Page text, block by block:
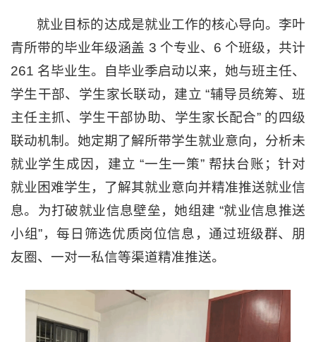
就业目标的达成是就业工作的核心导向。李叶
青所带的毕业年级涵盖 3 个专业、6 个班级，共计
261 名毕业生。自毕业季启动以来，她与班主任、
学生干部、学生家长联动，建立 “辅导员统筹、班
主任主抓、学生干部协助、学生家长配合” 的四级
联动机制。她定期了解所带学生就业意向，分析未
就业学生成因，建立 “一生一策” 帮扶台账；针对
就业困难学生，了解其就业意向并精准推送就业信
息。为打破就业信息壁垒，她组建 “就业信息推送
小组”，每日筛选优质岗位信息，通过班级群、朋
友圈、一对一私信等渠道精准推送。